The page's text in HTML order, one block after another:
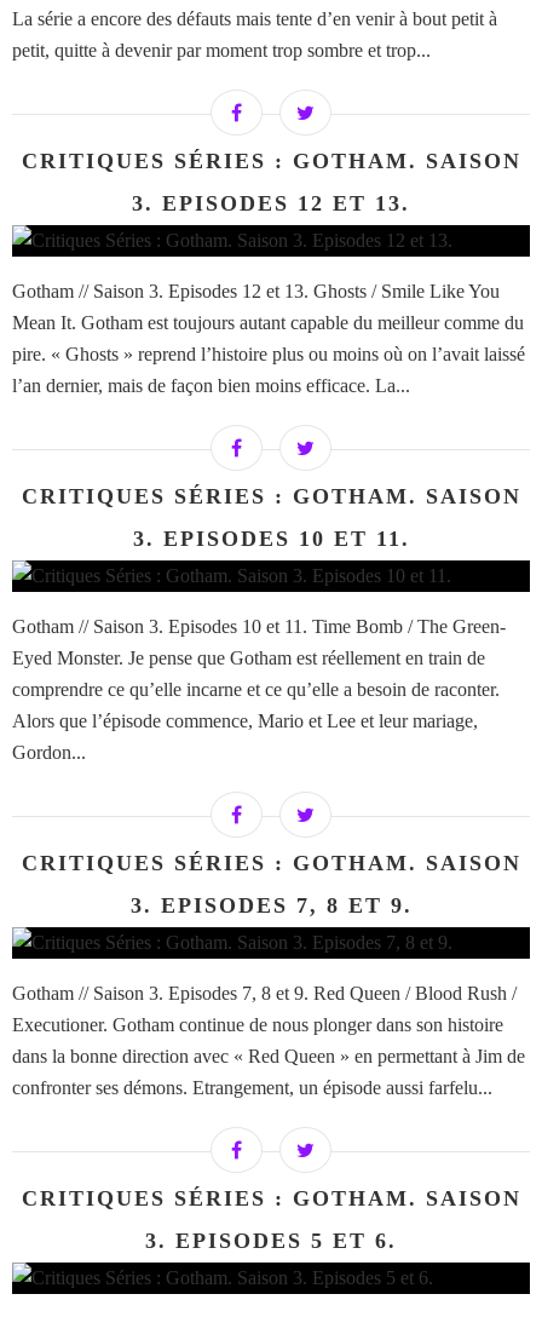
La série a encore des défauts mais tente d’en venir à bout petit à
petit, quitte à devenir par moment trop sombre et trop...
CRITIQUES SÉRIES : GOTHAM. SAISON
3. EPISODES 12 ET 13.
Gotham // Saison 3. Episodes 12 et 13. Ghosts / Smile Like You
Mean It. Gotham est toujours autant capable du meilleur comme du
pire. « Ghosts » reprend l’histoire plus ou moins où on l’avait laissé
l’an dernier, mais de façon bien moins efficace. La...
CRITIQUES SÉRIES : GOTHAM. SAISON
3. EPISODES 10 ET 11.
Gotham // Saison 3. Episodes 10 et 11. Time Bomb / The Green-
Eyed Monster. Je pense que Gotham est réellement en train de
comprendre ce qu’elle incarne et ce qu’elle a besoin de raconter.
Alors que l’épisode commence, Mario et Lee et leur mariage,
Gordon...
CRITIQUES SÉRIES : GOTHAM. SAISON
3. EPISODES 7, 8 ET 9.
Gotham // Saison 3. Episodes 7, 8 et 9. Red Queen / Blood Rush /
Executioner. Gotham continue de nous plonger dans son histoire
dans la bonne direction avec « Red Queen » en permettant à Jim de
confronter ses démons. Etrangement, un épisode aussi farfelu...
CRITIQUES SÉRIES : GOTHAM. SAISON
3. EPISODES 5 ET 6.